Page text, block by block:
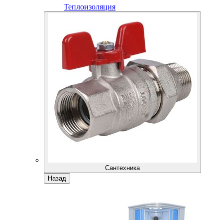
Теплоизоляция
Сантехника
Назад